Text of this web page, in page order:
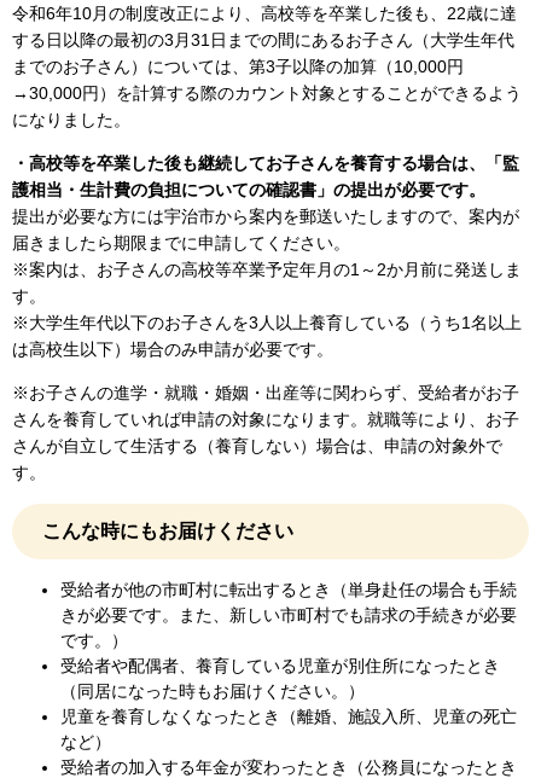
令和6年10月の制度改正により、高校等を卒業した後も、22歳に達
する日以降の最初の3月31日までの間にあるお子さん（大学生年代
までのお子さん）については、第3子以降の加算（10,000円
→30,000円）を計算する際のカウント対象とすることができるよう
になりました。
・高校等を卒業した後も継続してお子さんを養育する場合は、「監
護相当・生計費の負担についての確認書」の提出が必要です。
提出が必要な方には宇治市から案内を郵送いたしますので、案内が
届きましたら期限までに申請してください。
※案内は、お子さんの高校等卒業予定年月の1～2か月前に発送しま
す。
※大学生年代以下のお子さんを3人以上養育している（うち1名以上
は高校生以下）場合のみ申請が必要です。
※お子さんの進学・就職・婚姻・出産等に関わらず、受給者がお子
さんを養育していれば申請の対象になります。就職等により、お子
さんが自立して生活する（養育しない）場合は、申請の対象外で
す。
こんな時にもお届けください
受給者が他の市町村に転出するとき（単身赴任の場合も手続
きが必要です。また、新しい市町村でも請求の手続きが必要
です。）
受給者や配偶者、養育している児童が別住所になったとき
（同居になった時もお届けください。）
児童を養育しなくなったとき（離婚、施設入所、児童の死亡
など）
受給者の加入する年金が変わったとき（公務員になったとき